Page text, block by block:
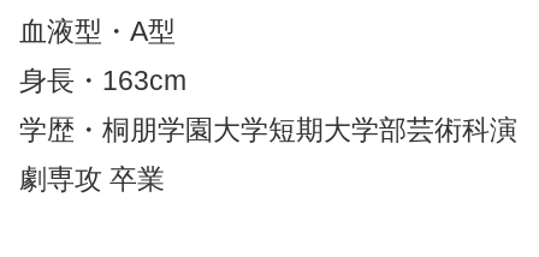
血液型・A型
身長・163cm
学歴・桐朋学園大学短期大学部芸術科演
劇専攻 卒業